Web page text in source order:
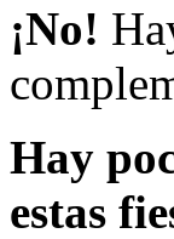
¡No!
Hay
estas